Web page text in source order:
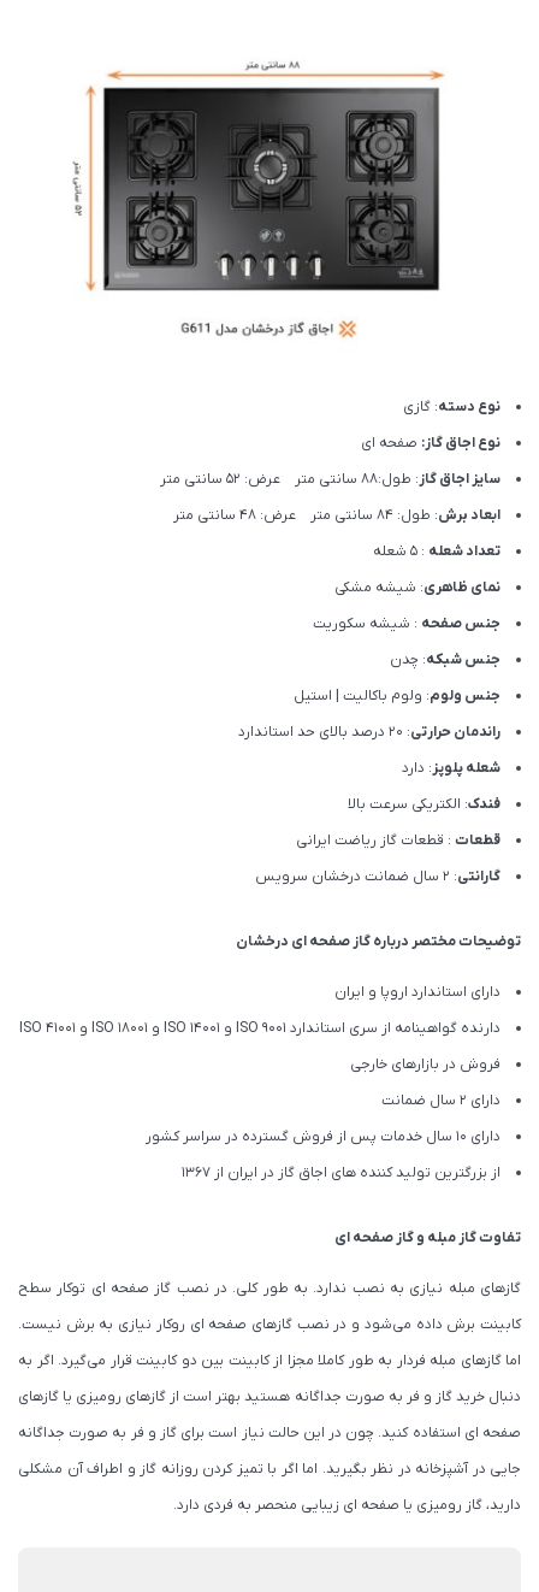
نوع دسته: گازی
نوع اجاق گاز: صفحه ای
سایز اجاق گاز: طول:88 سانتی متر عرض: 52 سانتی متر
ابعاد برش: طول: 84 سانتی متر عرض: 48 سانتی متر
تعداد شعله : 5 شعله
نمای ظاهری: شیشه مشکی
جنس صفحه : شیشه سکوریت
جنس شبکه: چدن
جنس ولوم: ولوم باکالیت | استیل
راندمان حرارتی: 20 درصد بالای حد استاندارد
شعله پلوپز: دارد
فندک: الکتریکی سرعت بالا
قطعات : قطعات گاز ریاضت ایرانی
گارانتی: 2 سال ضمانت درخشان سرویس
توضیحات مختصر درباره گاز صفحه ای درخشان
دارای استاندارد اروپا و ایران
دارنده گواهینامه از سری استاندارد ISO 9001 و ISO 14001 و ISO 18001 و ISO 41001
فروش در بازارهای خارجی
دارای 2 سال ضمانت
دارای 10 سال خدمات پس از فروش گسترده در سراسر کشور
از بزرگترین تولید کننده های اجاق گاز در ایران از 1367
تفاوت گاز مبله و گاز صفحه ای
گازهای مبله نیازی به نصب ندارد. به طور کلی. در نصب گاز صفحه ای توکار سطح
کابینت برش داده می‌شود و در نصب گازهای صفحه ای روکار نیازی به برش نیست.
اما گازهای مبله فردار به طور کاملا مجزا از کابینت بین دو کابینت قرار می‌گیرد. اگر به
دنبال خرید گاز و فر به صورت جداگانه هستید بهتر است از گازهای رومیزی یا گازهای
صفحه ای استفاده کنید. چون در این حالت نیاز است برای گاز و فر به صورت جداگانه
جایی در آشپزخانه در نظر بگیرید. اما اگر با تمیز کردن روزانه گاز و اطراف آن مشکلی
دارید، گاز رومیزی یا صفحه ای زیبایی منحصر به فردی دارد.